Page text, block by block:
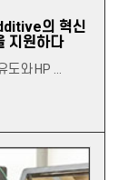
의 혁신
지원하다
와 HP ...